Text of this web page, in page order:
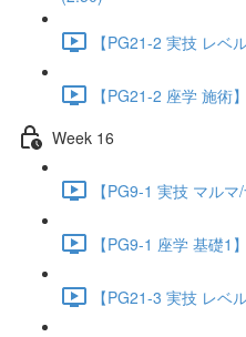
【PG21-2 実技 レ
【PG21-2 座学 施術
Week 16
【PG9-1 実技 マル
【PG9-1 座学 基礎1
【PG21-3 実技 レ